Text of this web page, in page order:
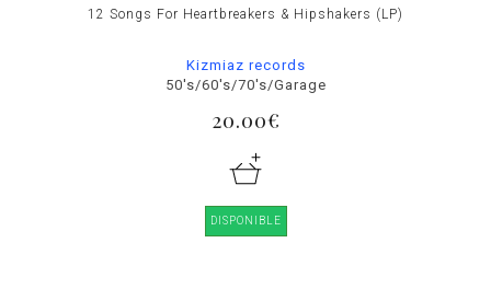
12 Songs For Heartbreakers & Hipshakers (LP)
Kizmiaz records
50's/60's/70's/Garage
20.00€
DISPONIBLE